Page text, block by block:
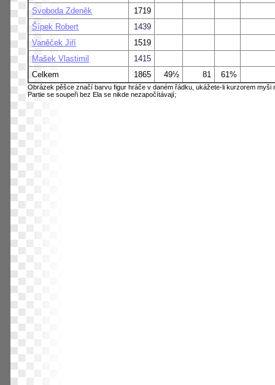
Svoboda Zdeněk
1719
Šípek Robert
1439
Vaněček Jiří
1519
Mašek Vlastimil
1415
Celkem
1865 49½ 81 61%
Obrázek pěšce značí barvu figur hráče v daném řádku, ukážete-li kurzorem myši
Partie se soupeři bez Ela se nikde nezapočítávají;